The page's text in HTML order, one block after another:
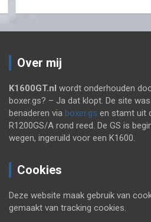
Over mij
K1600GT.nl wordt onderhouden
boxer.gs? – Ja dat klopt. De site
benaderen via boxer.gs en stamt uit
R1200GS/A rond reed. De GS is
wegen, ingeruild voor een K1600.
Cookies
Deze website maak gebruik van
gemaakt van tracking cookies.